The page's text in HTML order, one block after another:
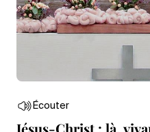
Écouter